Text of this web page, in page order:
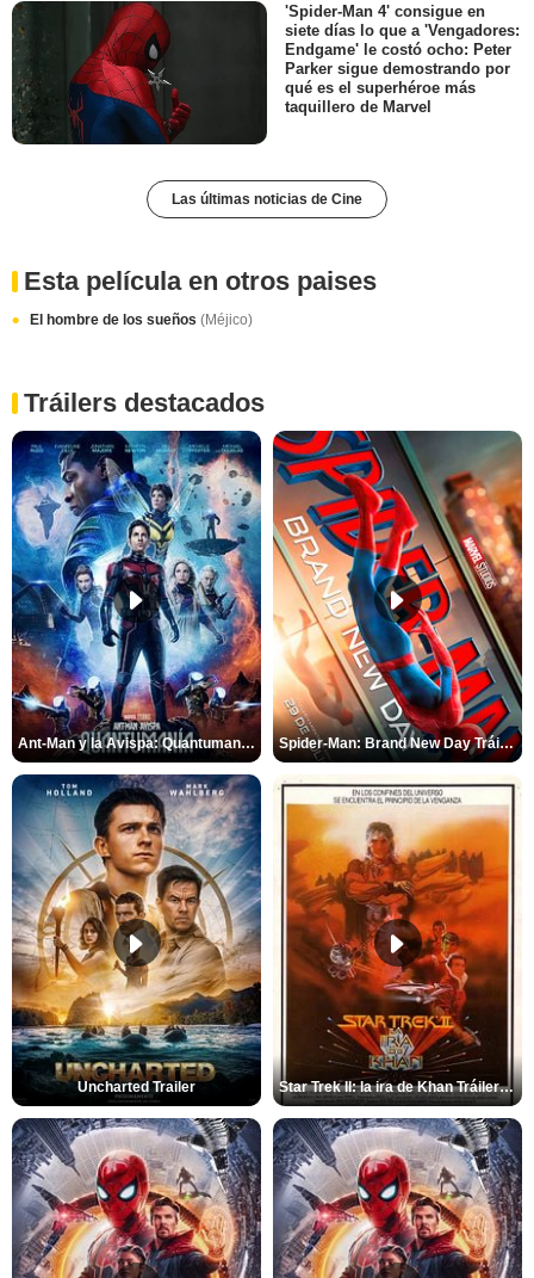
'Spider-Man 4' consigue en
siete días lo que a 'Vengadores:
Endgame' le costó ocho: Peter
Parker sigue demostrando por
qué es el superhéroe más
taquillero de Marvel
Las últimas noticias de Cine
Esta película en otros paises
El hombre de los sueños (Méjico)
Tráilers destacados
Ant-Man y la Avispa: Quantumanía Tráiler (2) Spider-Man: Brand New Day Tráiler (3)
Uncharted Trailer Star Trek II: la ira de Khan Tráiler VO